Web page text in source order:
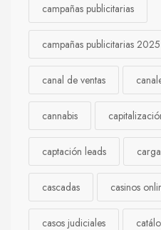
campañas publicitarias
campañas publicitarias 2025
canal de ventas
cannabis
captación leads carga
cascadas casinos
casos judiciales